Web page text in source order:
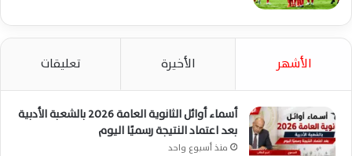
الأشهر الأخيرة تعليقات
أسماء أوائل الثانوية العامة 2026 بالشعبة الأدبية
بعد اعتماد النتيجة رسميًا اليوم
منذ أسبوع واحد